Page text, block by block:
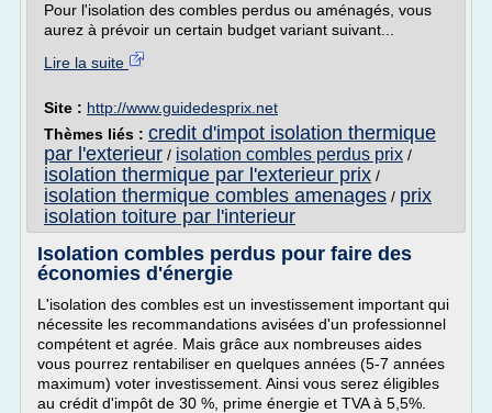
Pour l'isolation des combles perdus ou aménagés, vous
aurez à prévoir un certain budget variant suivant...
Lire la suite
Site : http://www.guidedesprix.net
Thèmes liés : credit d'impot isolation thermique
par l'exterieur / isolation combles perdus prix /
isolation thermique par l'exterieur prix /
isolation thermique combles amenages / prix
isolation toiture par l'interieur
Isolation combles perdus pour faire des
économies d'énergie
L'isolation des combles est un investissement important qui
nécessite les recommandations avisées d'un professionnel
compétent et agrée. Mais grâce aux nombreuses aides
vous pourrez rentabiliser en quelques années (5-7 années
maximum) voter investissement. Ainsi vous serez éligibles
au crédit d'impôt de 30 %, prime énergie et TVA à 5,5%.